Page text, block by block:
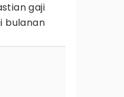
gaji
bulanan